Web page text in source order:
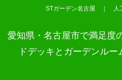
STガーデン名古屋 ｜ 人
愛知県・名古屋市で満足度
ドデッキとガーデンル